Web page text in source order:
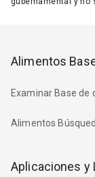
Alimentos
Examinar Base de
Alimentos
Aplicaciones y